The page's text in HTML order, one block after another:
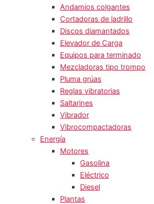
Andamios colgantes
Cortadoras de ladrillo
Discos diamantados
Elevador de Carga
Equipos para terminado
Mezcladoras tipo trompo
Pluma grúas
Reglas vibratorias
Saltarines
Vibrador
Vibrocompactadoras
Energía
Motores
Gasolina
Eléctrico
Diesel
Plantas